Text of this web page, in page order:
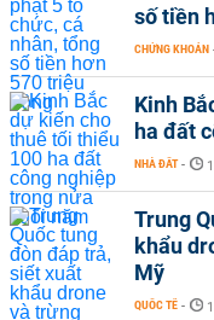
số tiền
CHỨNG KHOÁN
Kinh
ha đất
NHÀ ĐẤT -
Trung
khẩu
Mỹ
QUỐC TẾ -